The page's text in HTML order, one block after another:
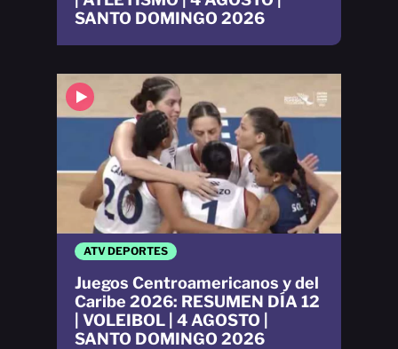
ATV DEPORTES
Juegos Centroamericanos y del
Caribe 2026: RESUMEN DÍA 12
| VOLEIBOL | 4 AGOSTO |
SANTO DOMINGO 2026
SANTO DOMINGO 2026